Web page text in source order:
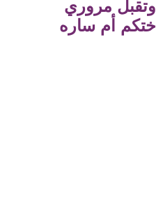
وتقبل مروري
أختكم أم ساره